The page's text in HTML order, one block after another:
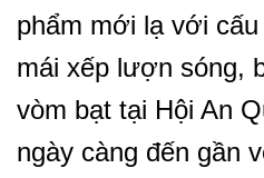
phẩm mới lạ với
mái xếp lượn sóng,
vòm bạt tại Hội An
ngày càng đến gần